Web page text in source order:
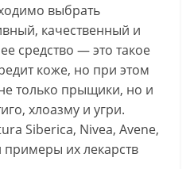
выбрать
качественный и
средство — это такое
коже, но при этом
только прыщики, но и
хлоазму и угри.
Siberica, Nivea, Avene,
их лекарств